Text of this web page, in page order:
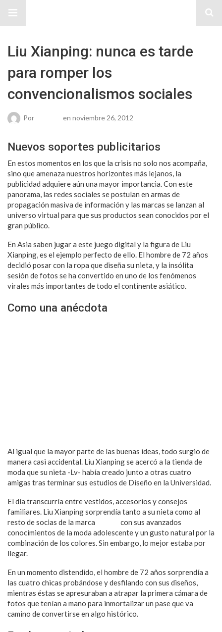
Liu Xianping: nunca es tarde
para romper los
convencionalismos sociales
Por en noviembre 26, 2012
Nuevos soportes publicitarios
En estos momentos en los que la crisis no solo nos acompaña,
sino que amenaza nuestros horizontes más lejanos, la
publicidad adquiere aún una mayor importancia. Con este
panorama, las redes sociales se postulan en armas de
propagación masiva de información y las marcas se lanzan al
universo virtual para que sus productos sean conocidos por el
gran público.
En Asia saben jugar a este juego digital y la figura de Liu
Xianping, es el ejemplo perfecto de ello. El hombre de 72 años
decidió posar con la ropa que diseña su nieta, y la insólita
sesión de fotos se ha convertido en uno de los fenómenos
virales más importantes de todo el continente asiático.
Como una anécdota
Al igual que la mayor parte de las buenas ideas, todo surgio de
manera casi accidental. Liu Xianping se acercó a la tienda de
moda que su nieta -Lv- había creado junto a otras cuatro
amigas tras terminar sus estudios de Diseño en la Universidad.
El día transcurría entre vestidos, accesorios y consejos
familiares. Liu Xianping sorprendía tanto a su nieta como al
resto de socias de la marca
con sus avanzados
conocimientos de la moda adolescente y un gusto natural por la
combinación de los colores. Sin embargo, lo mejor estaba por
llegar.
En un momento distendido, el hombre de 72 años sorprendía a
las cuatro chicas probándose y desfilando con sus diseños,
mientras éstas se apresuraban a atrapar la primera cámara de
fotos que tenían a mano para inmortalizar un pase que va
camino de convertirse en algo histórico.